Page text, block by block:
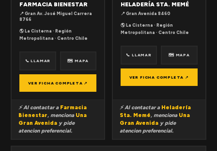
FARMACIA BIENESTAR
📍 Gran Av. José Miguel Carrera
8766
🌎 La Cisterna · Región
Metropolitana · Centro Chile
📞 LLAMAR 🗺 MAPA
VER FICHA COMPLETA ↗
⚡ Al contactar a Farmacia
Bienestar, menciona Una
Gran Avenida y pide
atencion preferencial.
HELADERÍA STA. MEMÉ
📍 Gran Avenida 8460
🌎 La Cisterna · Región
Metropolitana · Centro Chile
📞 LLAMAR 🗺 MAPA
VER FICHA COMPLETA ↗
⚡ Al contactar a Heladería
Sta. Memé, menciona Una
Gran Avenida y pide
atencion preferencial.